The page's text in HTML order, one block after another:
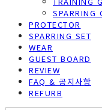
SPARRING
PROTECTOR
SPARRING SET
WEAR
GUEST BOARD
REVIEW
FAQ & 공지사항
REFURB